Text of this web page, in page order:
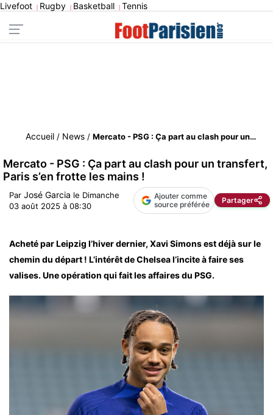
Livefoot | Rugby | Basketball | Tennis
Accueil / News / Mercato - PSG : Ça part au clash pour un transfert, Paris s’en frotte les mains !
Mercato - PSG : Ça part au clash pour un transfert,
Paris s’en frotte les mains !
Par José Garcia le Dimanche
03 août 2025 à 08:30
Ajouter comme
source préférée
Partager
Acheté par Leipzig l’hiver dernier, Xavi Simons est déjà sur le
chemin du départ ! L’intérêt de Chelsea l’incite à faire ses
valises. Une opération qui fait les affaires du PSG.